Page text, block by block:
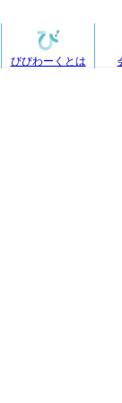
びびわーくとは